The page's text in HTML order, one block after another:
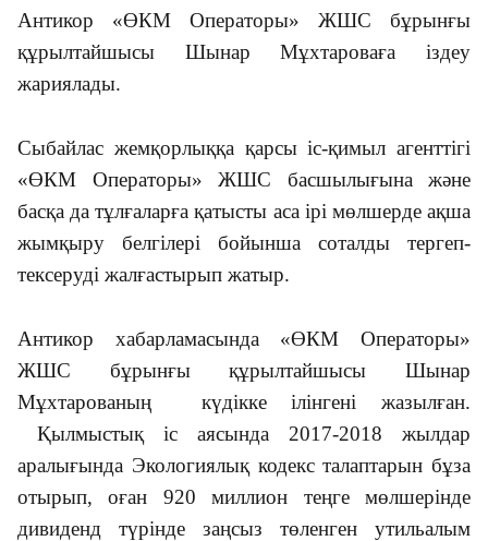
Антикор «ӨКМ Операторы» ЖШС бұрынғы
құрылтайшысы Шынар Мұхтароваға іздеу
жариялады.
Сыбайлас жемқорлыққа қарсы іс-қимыл агенттігі
«ӨКМ Операторы» ЖШС басшылығына және
басқа да тұлғаларға қатысты аса ірі мөлшерде ақша
жымқыру белгілері бойынша соталды тергеп-
тексеруді жалғастырып жатыр.
Антикор хабарламасында «ӨКМ Операторы»
ЖШС бұрынғы құрылтайшысы Шынар
Мұхтарованың күдікке ілінгені жазылған.
Қылмыстық іс аясында 2017-2018 жылдар
аралығында Экологиялық кодекс талаптарын бұза
отырып, оған 920 миллион теңге мөлшерінде
дивиденд түрінде заңсыз төленген утильалым